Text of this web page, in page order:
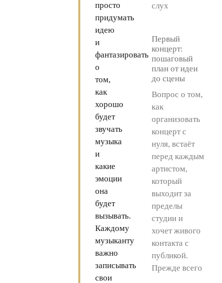
просто
придумать
идею
и
фантазировать
о
том,
как
хорошо
будет
звучать
музыка
и
какие
эмоции
она
будет
вызывать.
Каждому
музыканту
важно
записывать
свои
слух
Первый
концерт:
пошаговый
план от идеи
до сцены
Вопрос о том,
как
организовать
концерт с
нуля, встаёт
перед каждым
артистом,
который
выходит за
пределы
студии и
хочет живого
контакта с
публикой.
Прежде всего